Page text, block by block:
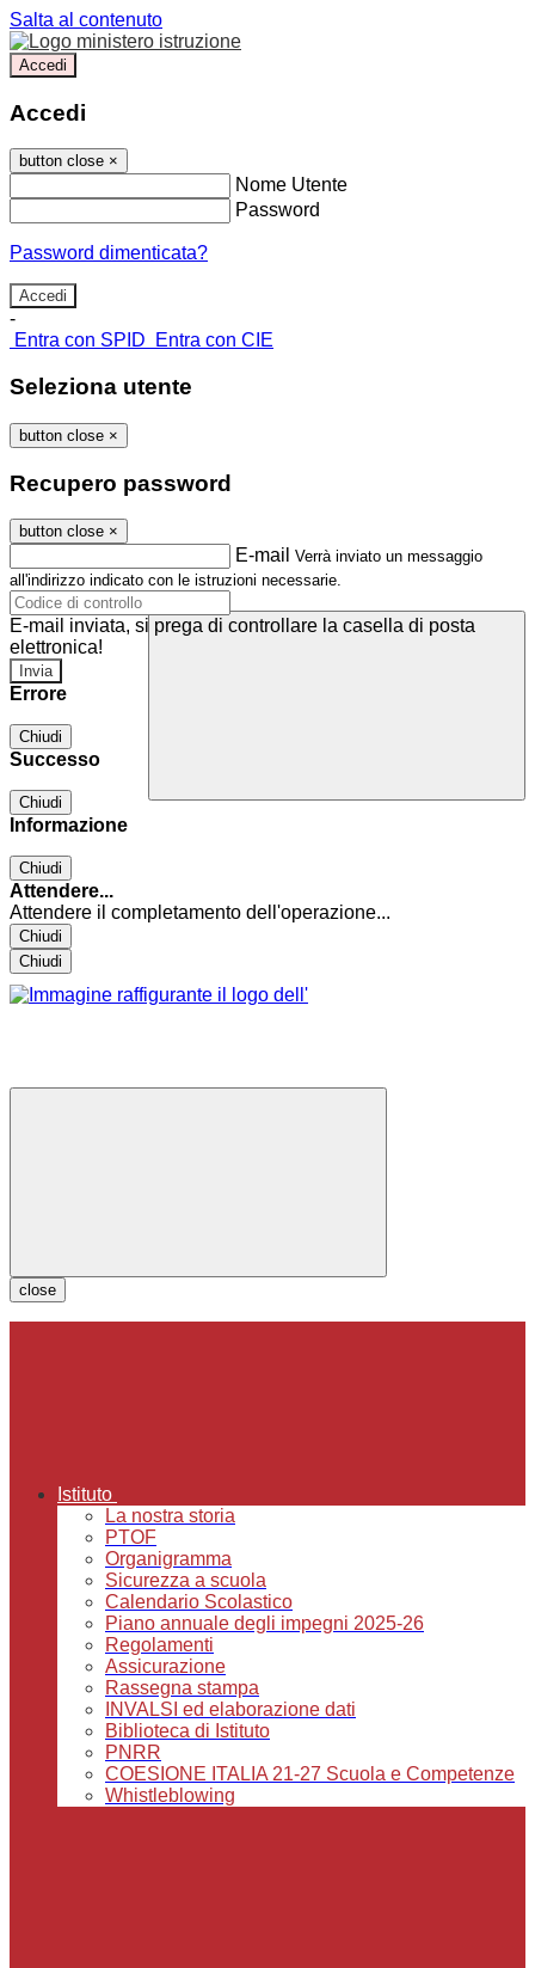
Salta al contenuto
Accedi
Accedi
button close ×
Nome Utente
Password
Password dimenticata?
-
Entra con SPID
Entra con CIE
Seleziona utente
button close ×
Recupero password
button close ×
E-mail Verrà inviato un messaggio
all'indirizzo indicato con le istruzioni necessarie.
E-mail inviata, si prega di controllare la casella di posta
elettronica!
Errore
Chiudi
Successo
Chiudi
Informazione
Chiudi
Attendere...
Attendere il completamento dell'operazione...
Chiudi
Chiudi
close
Istituto
La nostra storia
PTOF
Organigramma
Sicurezza a scuola
Calendario Scolastico
Piano annuale degli impegni 2025-26
Regolamenti
Assicurazione
Rassegna stampa
INVALSI ed elaborazione dati
Biblioteca di Istituto
PNRR
COESIONE ITALIA 21-27 Scuola e Competenze
Whistleblowing